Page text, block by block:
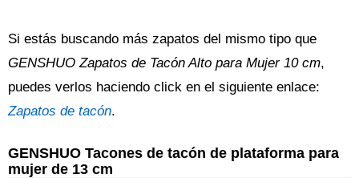
Si estás buscando más zapatos del mismo tipo que
GENSHUO Zapatos de Tacón Alto para Mujer 10 cm,
puedes verlos haciendo click en el siguiente enlace:
Zapatos de tacón.
GENSHUO Tacones de tacón de plataforma para
mujer de 13 cm